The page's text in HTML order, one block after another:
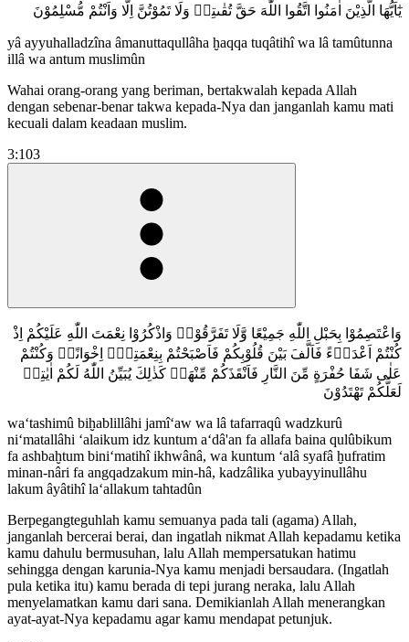
يٰٓاَيُّهَا الَّذِيْنَ اٰمَنُوا اتَّقُوا اللّٰهَ حَقَّ تُقٰىتِهٖ وَلَا تَمُوْتُنَّ اِلَّا وَاَنْتُمْ مُّسْلِمُوْنَ
yâ ayyuhalladzîna âmanuttaqullâha ḫaqqa tuqâtihî wa lâ tamûtunna
illâ wa antum muslimûn
Wahai orang-orang yang beriman, bertakwalah kepada Allah
dengan sebenar-benar takwa kepada-Nya dan janganlah kamu mati
kecuali dalam keadaan muslim.
3:103
وَاعْتَصِمُوْا بِحَبْلِ اللّٰهِ جَمِيْعًا وَّلَا تَفَرَّقُوْاۖ وَاذْكُرُوْا نِعْمَتَ اللّٰهِ عَلَيْكُمْ اِذْ
كُنْتُمْ اَعْدَاۤءً فَاَلَّفَ بَيْنَ قُلُوْبِكُمْ فَاَصْبَحْتُمْ بِنِعْمَتِهٖٓ اِخْوَانًاۚ وَكُنْتُمْ
عَلٰى شَفَا حُفْرَةٍ مِّنَ النَّارِ فَاَنْقَذَكُمْ مِّنْهَاۗ كَذٰلِكَ يُبَيِّنُ اللّٰهُ لَكُمْ اٰيٰتِهٖ
لَعَلَّكُمْ تَهْتَدُوْنَ
wa‘tashimû biḫablillâhi jamî‘aw wa lâ tafarraqû wadzkurû
ni‘matallâhi ‘alaikum idz kuntum a‘dâ'an fa allafa baina qulûbikum
fa ashbaḫtum bini‘matihî ikhwânâ, wa kuntum ‘alâ syafâ ḫufratim
minan-nâri fa angqadzakum min-hâ, kadzâlika yubayyinullâhu
lakum âyâtihî la‘allakum tahtadûn
Berpegangteguhlah kamu semuanya pada tali (agama) Allah,
janganlah bercerai berai, dan ingatlah nikmat Allah kepadamu ketika
kamu dahulu bermusuhan, lalu Allah mempersatukan hatimu
sehingga dengan karunia-Nya kamu menjadi bersaudara. (Ingatlah
pula ketika itu) kamu berada di tepi jurang neraka, lalu Allah
menyelamatkan kamu dari sana. Demikianlah Allah menerangkan
ayat-ayat-Nya kepadamu agar kamu mendapat petunjuk.